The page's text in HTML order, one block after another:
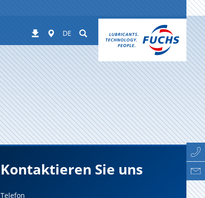
Downloads
Worldwide
DE Suchen
Kontaktieren Sie uns
Telefon